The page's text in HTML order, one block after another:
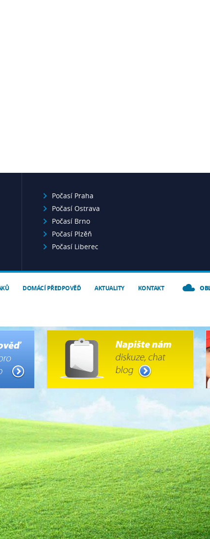
Počasí Praha
Počasí Ostrava
Počasí Brno
Počasí Plzěň
Počasí Liberec
DOMÁCÍ PŘEDPOVĚĎ AKTUALITY KONTAKT